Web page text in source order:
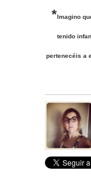
*Imagino
tenido
pertenecéis a